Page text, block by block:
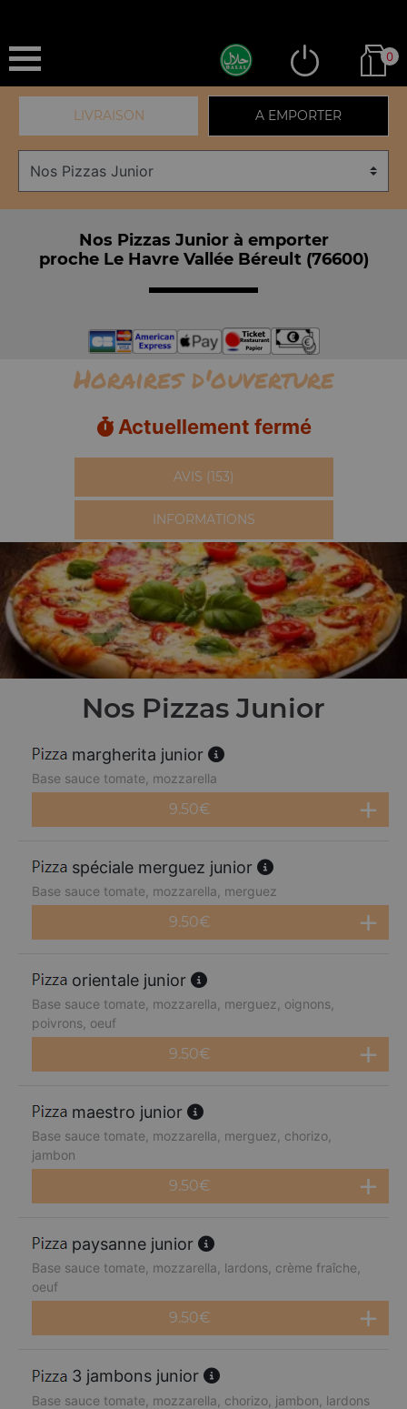
0
LIVRAISON A EMPORTER
Nos Pizzas Junior à emporter
proche Le Havre Vallée Béreult (76600)
Horaires d'ouverture
Actuellement fermé
AVIS (153)
INFORMATIONS
Nos Pizzas Junior
margherita junior
Base sauce tomate, mozzarella
9.50€
spéciale merguez junior
Base sauce tomate, mozzarella, merguez
9.50€
orientale junior
Base sauce tomate, mozzarella, merguez, oignons,
poivrons, oeuf
9.50€
maestro junior
Base sauce tomate, mozzarella, merguez, chorizo,
jambon
9.50€
paysanne junior
Base sauce tomate, mozzarella, lardons, crème fraîche,
oeuf
9.50€
3 jambons junior
Base sauce tomate, mozzarella, chorizo, jambon, lardons